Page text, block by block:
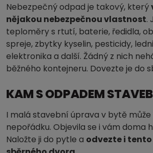
Nebezpečný odpad je takový, který
nějakou nebezpečnou vlastnost.
teploměry s rtutí, baterie, ředidla,
spreje, zbytky kyselin, pesticidy,
elektronika a další. Žádný z nich
běžného kontejneru. Dovezte je do
KAM S ODPADEM
I malá stavební úprava v bytě
nepořádku. Objevila se i vám doma
Naložte ji do pytle a odvezte i